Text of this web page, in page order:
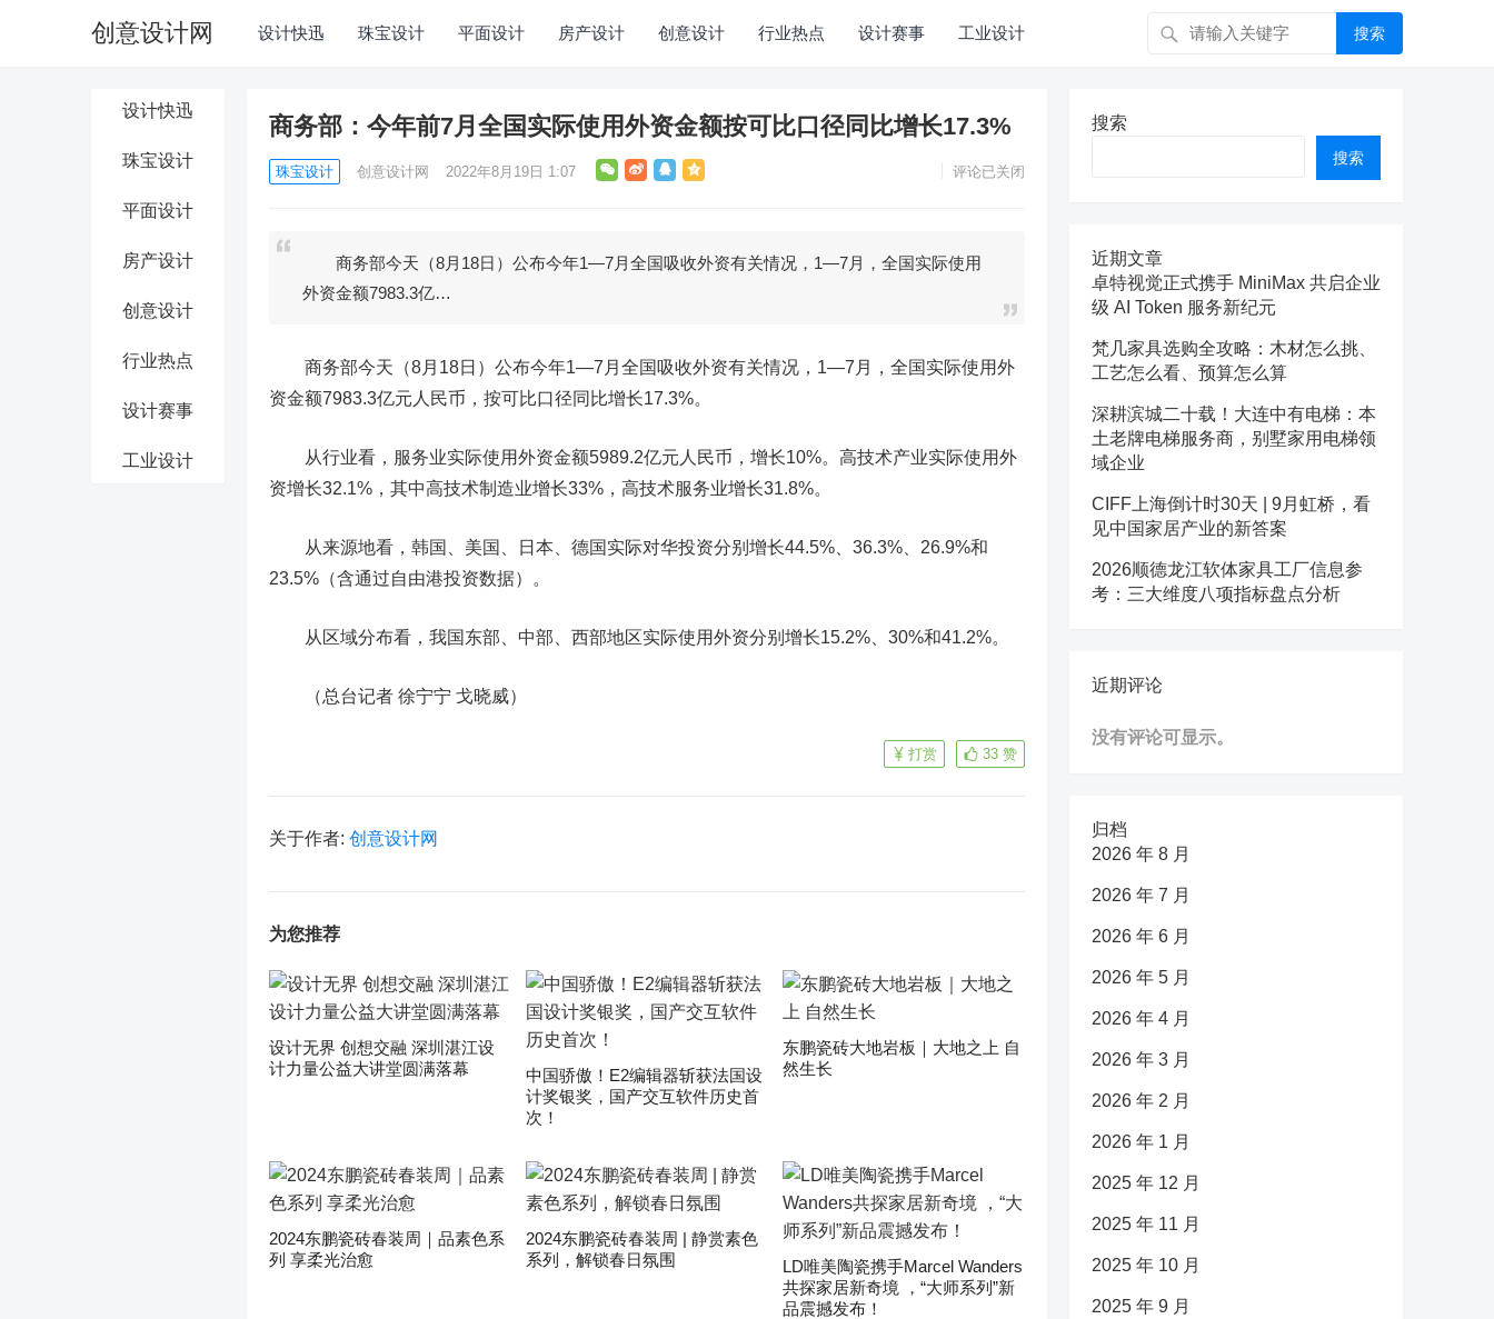
创意设计网 设计快迅 珠宝设计 平面设计 房产设计 创意设计 行业热点 设计赛事 工业设计 搜索
设计快迅
珠宝设计
平面设计
房产设计
创意设计
行业热点
设计赛事
工业设计
商务部：今年前7月全国实际使用外资金额按可比口径同比增长17.3%
珠宝设计 创意设计网 2022年8月19日 1:07 评论已关闭
商务部今天（8月18日）公布今年1—7月全国吸收外资有关情况，1—7月，全国实际使用
外资金额7983.3亿…
商务部今天（8月18日）公布今年1—7月全国吸收外资有关情况，1—7月，全国实际使用外
资金额7983.3亿元人民币，按可比口径同比增长17.3%。
从行业看，服务业实际使用外资金额5989.2亿元人民币，增长10%。高技术产业实际使用外
资增长32.1%，其中高技术制造业增长33%，高技术服务业增长31.8%。
从来源地看，韩国、美国、日本、德国实际对华投资分别增长44.5%、36.3%、26.9%和
23.5%（含通过自由港投资数据）。
从区域分布看，我国东部、中部、西部地区实际使用外资分别增长15.2%、30%和41.2%。
（总台记者 徐宁宁 戈晓威）
33 赞
打赏
关于作者: 创意设计网
为您推荐
设计无界 创想交融 深圳湛江设
计力量公益大讲堂圆满落幕
中国骄傲！E2编辑器斩获法国设
计奖银奖，国产交互软件历史首
次！
东鹏瓷砖大地岩板｜大地之上 自
然生长
2024东鹏瓷砖春装周｜品素色系
列 享柔光治愈
2024东鹏瓷砖春装周 | 静赏素色
系列，解锁春日氛围
LD唯美陶瓷携手Marcel Wanders
共探家居新奇境 ，“大师系列”新
品震撼发布！
搜索
搜索
近期文章
卓特视觉正式携手 MiniMax 共启企业
级 AI Token 服务新纪元
梵几家具选购全攻略：木材怎么挑、
工艺怎么看、预算怎么算
深耕滨城二十载！大连中有电梯：本
土老牌电梯服务商，别墅家用电梯领
域企业
CIFF上海倒计时30天 | 9月虹桥，看
见中国家居产业的新答案
2026顺德龙江软体家具工厂信息参
考：三大维度八项指标盘点分析
近期评论
没有评论可显示。
归档
2026 年 8 月
2026 年 7 月
2026 年 6 月
2026 年 5 月
2026 年 4 月
2026 年 3 月
2026 年 2 月
2026 年 1 月
2025 年 12 月
2025 年 11 月
2025 年 10 月
2025 年 9 月